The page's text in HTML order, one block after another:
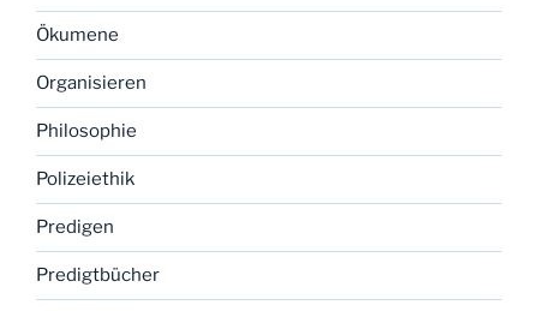
Ökumene
Organisieren
Philosophie
Polizeiethik
Predigen
Predigtbücher